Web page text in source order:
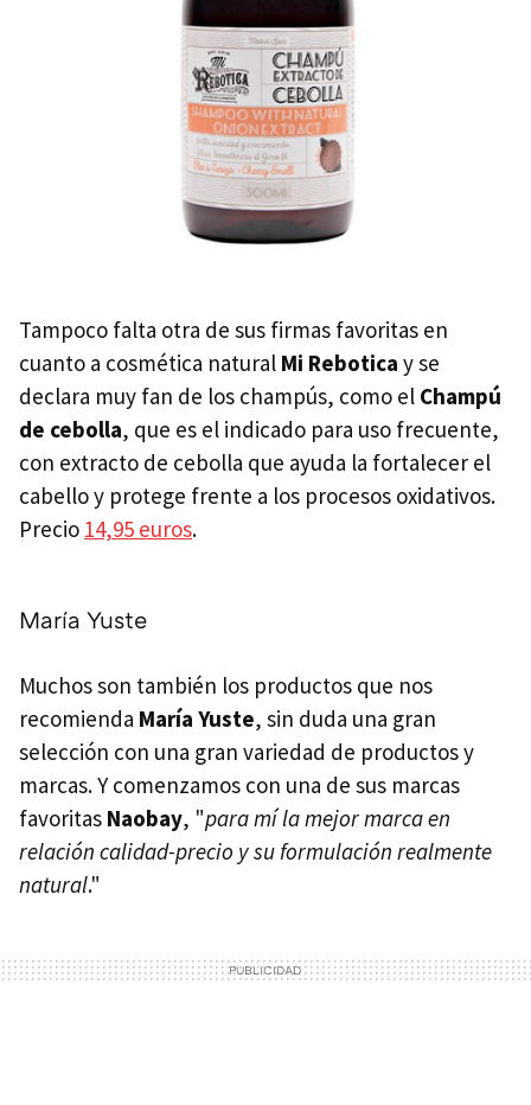
Tampoco falta otra de sus firmas favoritas en
cuanto a cosmética natural Mi Rebotica y se
declara muy fan de los champús, como el Champú
de cebolla, que es el indicado para uso frecuente,
con extracto de cebolla que ayuda la fortalecer el
cabello y protege frente a los procesos oxidativos.
Precio 14,95 euros.
María Yuste
Muchos son también los productos que nos
recomienda María Yuste, sin duda una gran
selección con una gran variedad de productos y
marcas. Y comenzamos con una de sus marcas
favoritas Naobay, "para mí la mejor marca en
relación calidad-precio y su formulación realmente
natural."